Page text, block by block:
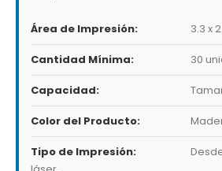
Área de Impresión: 3.3 x
Cantidad Mínima: 30
Capacidad:
Color del Producto:
Tipo de Impresión: